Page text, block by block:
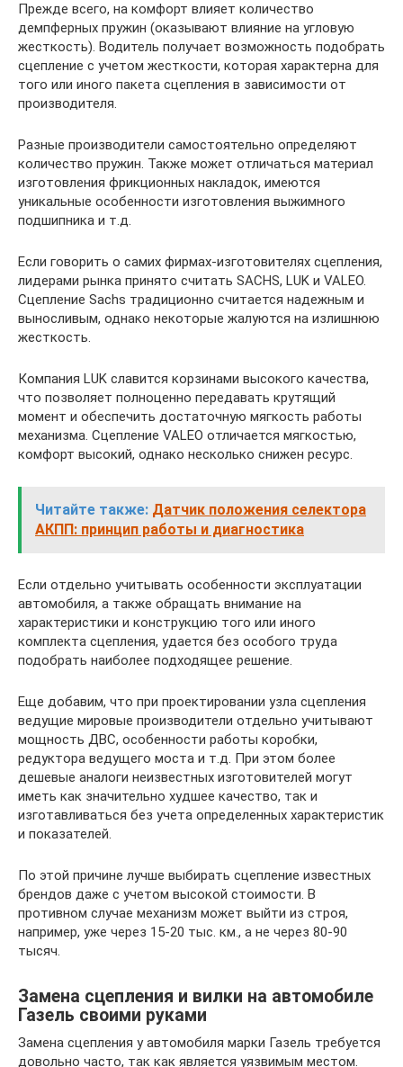
Прежде всего, на комфорт влияет количество
демпферных пружин (оказывают влияние на угловую
жесткость). Водитель получает возможность подобрать
сцепление с учетом жесткости, которая характерна для
того или иного пакета сцепления в зависимости от
производителя.
Разные производители самостоятельно определяют
количество пружин. Также может отличаться материал
изготовления фрикционных накладок, имеются
уникальные особенности изготовления выжимного
подшипника и т.д.
Если говорить о самих фирмах-изготовителях сцепления,
лидерами рынка принято считать SACHS, LUK и VALEO.
Сцепление Sасhs традиционно считается надежным и
выносливым, однако некоторые жалуются на излишнюю
жесткость.
Компания LUK славится корзинами высокого качества,
что позволяет полноценно передавать крутящий
момент и обеспечить достаточную мягкость работы
механизма. Сцепление VALEO отличается мягкостью,
комфорт высокий, однако несколько снижен ресурс.
Читайте также: Датчик положения селектора
АКПП: принцип работы и диагностика
Если отдельно учитывать особенности эксплуатации
автомобиля, а также обращать внимание на
характеристики и конструкцию того или иного
комплекта сцепления, удается без особого труда
подобрать наиболее подходящее решение.
Еще добавим, что при проектировании узла сцепления
ведущие мировые производители отдельно учитывают
мощность ДВС, особенности работы коробки,
редуктора ведущего моста и т.д. При этом более
дешевые аналоги неизвестных изготовителей могут
иметь как значительно худшее качество, так и
изготавливаться без учета определенных характеристик
и показателей.
По этой причине лучше выбирать сцепление известных
брендов даже с учетом высокой стоимости. В
противном случае механизм может выйти из строя,
например, уже через 15-20 тыс. км., а не через 80-90
тысяч.
Замена сцепления и вилки на автомобиле
Газель своими руками
Замена сцепления у автомобиля марки Газель требуется
довольно часто, так как является уязвимым местом.